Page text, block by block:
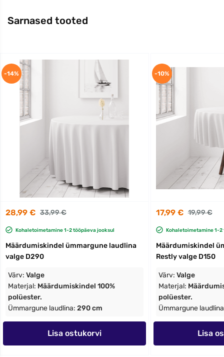
Sarnased tooted
28,99 € 33,99 €
Kohaletoimetamine 1-2 tööpäeva jooksul
Määrdumiskindel ümmargune laudlina
valge D290
Värv: Valge
Materjal: Määrdumiskindel 100%
polüester.
Ümmargune laudlina: 290 cm
Lisa ostukorvi
-14%
17,99 € 19,99 €
Kohaletoimetamine 1-
Määrdumiskindel
Restly valge D150
Värv: Valge
Materjal:
polüester.
Ümmargune
Lisa
-10%